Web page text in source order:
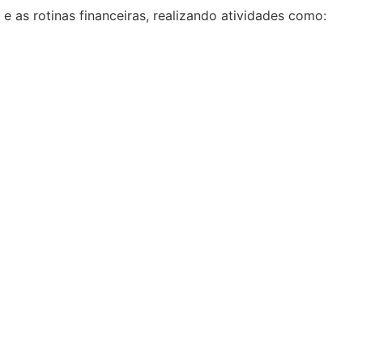
as rotinas financeiras, realizando atividades como: